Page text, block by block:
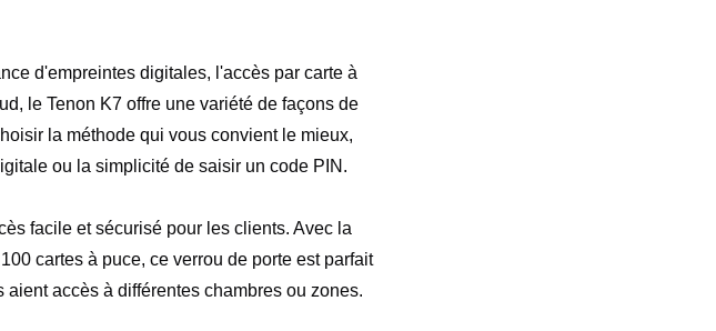
d'empreintes digitales, l'accès par carte à
le Tenon K7 offre une variété de façons de
la méthode qui vous convient le mieux,
ou la simplicité de saisir un code PIN.
facile et sécurisé pour les clients. Avec la
cartes à puce, ce verrou de porte est parfait
accès à différentes chambres ou zones.